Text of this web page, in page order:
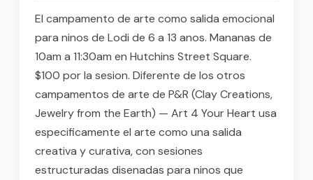
El campamento de arte como salida emocional
para ninos de Lodi de 6 a 13 anos. Mananas de
10am a 11:30am en Hutchins Street Square.
$100 por la sesion. Diferente de los otros
campamentos de arte de P&R (Clay Creations,
Jewelry from the Earth) — Art 4 Your Heart usa
especificamente el arte como una salida
creativa y curativa, con sesiones
estructuradas disenadas para ninos que